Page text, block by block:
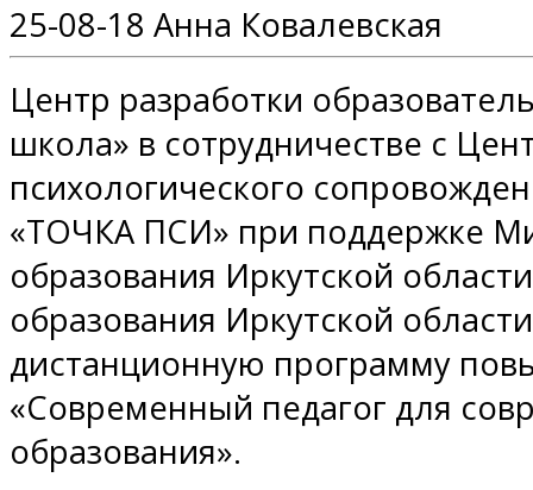
25-08-18 Анна Ковалевская
Центр разработки
школа» в сотрудничестве с
психологического
«ТОЧКА ПСИ» при поддержке
образования Иркутской
образования Иркутской
дистанционную программу
«Современный педагог для
образования».